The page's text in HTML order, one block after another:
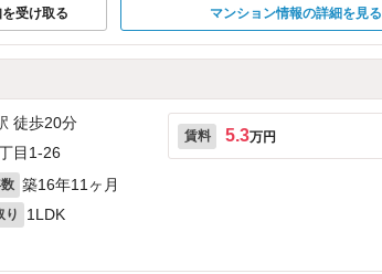
受け取る マンション情報の詳細を見る
徒歩20分
目1-26
築16年11ヶ月
り 1LDK
賃料 5.3万円